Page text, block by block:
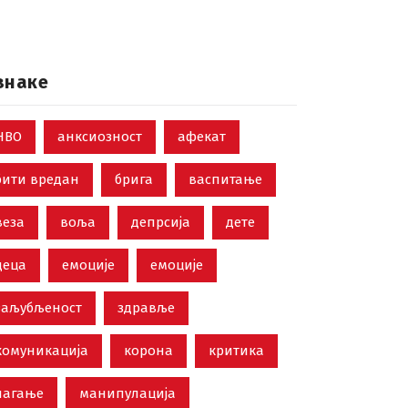
анксиозност афекат
вредан брига васпитање
воља депрсија дете
емоције емоције
здравље
корона критика
манипулација